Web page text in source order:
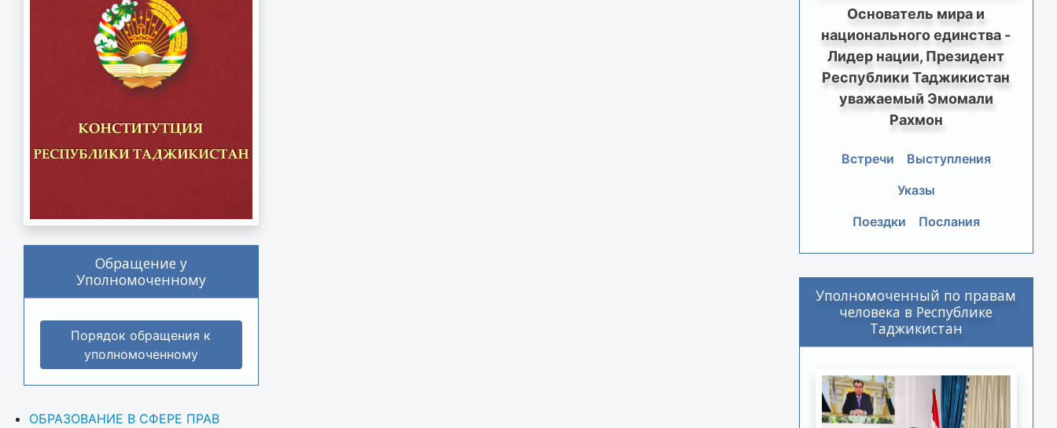
Обращение у
Уполномоченному
Порядок обращения к
уполномоченному
ОБРАЗОВАНИЕ В СФЕРЕ ПРАВ
Основатель мира и
национального единства -
Лидер нации, Президент
Республики Таджикистан
уважаемый Эмомали
Рахмон
Встречи
Выступления
Указы
Поездки
Послания
Уполномоченный по правам
человека в Республике
Таджикистан